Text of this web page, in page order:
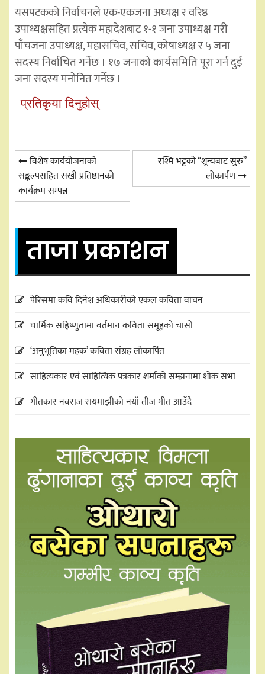
यसपटकको निर्वाचनले एक-एकजना अध्यक्ष र वरिष्ठ
उपाध्यक्षसहित प्रत्येक महादेशबाट १-१ जना उपाध्यक्ष गरी
पाँचजना उपाध्यक्ष, महासचिव, सचिव, कोषाध्यक्ष र ५ जना
सदस्य निर्वाचित गर्नेछ । १७ जनाको कार्यसमिति पूरा गर्न दुई
जना सदस्य मनोनित गर्नेछ ।
प्रतिकृया दिनुहोस्
Post
navigation
विशेष कार्ययोजनाको
सङ्कल्पसहित सखी प्रतिष्ठानको
कार्यक्रम सम्पन्न
रश्मि भट्टको “शून्यबाट सुरु”
लोकार्पण
ताजा प्रकाशन
पेरिसमा कवि दिनेश अधिकारीको एकल कविता वाचन
धार्मिक सहिष्णुतामा वर्तमान कविता समूहको चासो
‘अनुभूतिका महक’ कविता संग्रह लोकार्पित
साहित्यकार एवं साहित्यिक पत्रकार शर्माको सम्झनामा शोक सभा
गीतकार नवराज रायमाझीको नयाँ तीज गीत आउँदै